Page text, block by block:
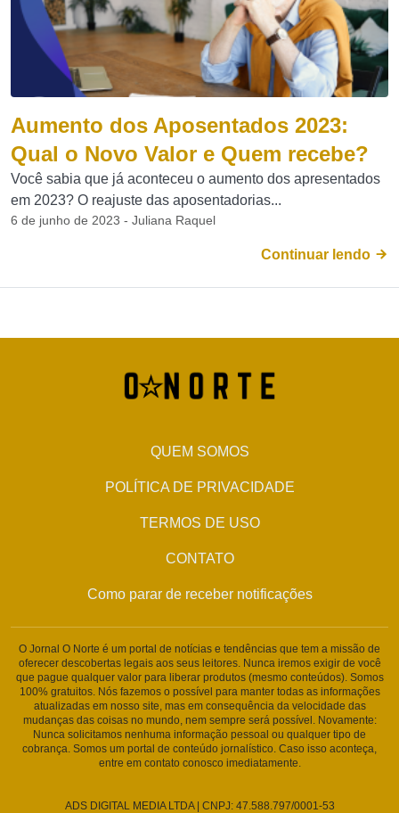
Aumento dos Aposentados 2023:
Qual o Novo Valor e Quem recebe?
Você sabia que já aconteceu o aumento dos apresentados
em 2023? O reajuste das aposentadorias...
6 de junho de 2023 - Juliana Raquel
Continuar lendo
QUEM SOMOS
POLÍTICA DE PRIVACIDADE
TERMOS DE USO
CONTATO
Como parar de receber notificações
O Jornal O Norte é um portal de notícias e tendências que tem a missão de
oferecer descobertas legais aos seus leitores. Nunca iremos exigir de você
que pague qualquer valor para liberar produtos (mesmo conteúdos). Somos
100% gratuitos. Nós fazemos o possível para manter todas as informações
atualizadas em nosso site, mas em consequência da velocidade das
mudanças das coisas no mundo, nem sempre será possível. Novamente:
Nunca solicitamos nenhuma informação pessoal ou qualquer tipo de
cobrança. Somos um portal de conteúdo jornalístico. Caso isso aconteça,
entre em contato conosco imediatamente.
ADS DIGITAL MEDIA LTDA | CNPJ: 47.588.797/0001-53